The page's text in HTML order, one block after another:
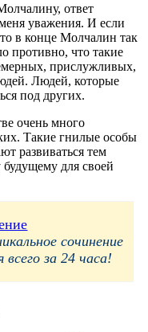
ответ
уважения. И если
в конце Молчалин так
противно, что такие
прислужливых,
Людей, которые
под других.
очень много
Такие гнилые особы
развиваться тем
для своей
сочинение
за 24 часа!